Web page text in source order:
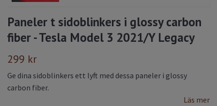
Paneler t sidoblinkers i glossy carbon
fiber - Tesla Model 3 2021/Y Legacy
299 kr
Ge dina sidoblinkers ett lyft med dessa paneler i glossy
carbon fiber.
Läs mer